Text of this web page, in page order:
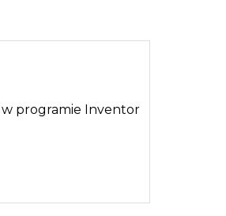
programie Inventor